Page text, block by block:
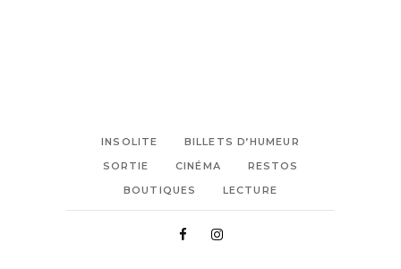
INSOLITE
BILLETS D’HUMEUR
SORTIE
CINÉMA
RESTOS
BOUTIQUES
LECTURE